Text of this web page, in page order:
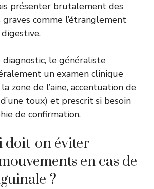
présenter brutalement des
comme l’étranglement
diagnostic, le généraliste
un examen clinique
zone de l’aine, accentuation de
toux) et prescrit si besoin
de confirmation.
doit-on éviter
en cas de
?